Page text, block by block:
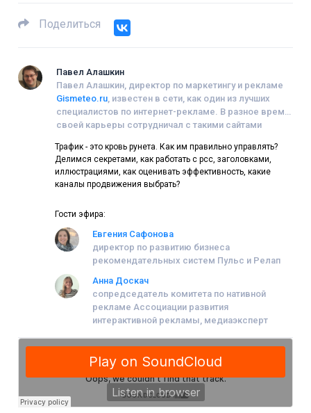
Поделиться
Павел Алашкин
Павел Алашкин, директор по маркетингу и рекламе
Gismeteo.ru, известен в сети, как один из лучших
специалистов по интернет-рекламе. В разное время
своей карьеры сотрудничал с такими сайтами
Трафик - это кровь рунета. Как им правильно управлять?
Делимся секретами, как работать с рсс, заголовками,
иллюстрациями, как оценивать эффективность, какие
каналы продвижения выбрать?
Гости эфира:
Евгения Сафонова
директор по развитию бизнеса
рекомендательных систем Пульс и Релап
Анна Доскач
сопредседатель комитета по нативной
рекламе Ассоциации развития
интерактивной рекламы, медиаэксперт